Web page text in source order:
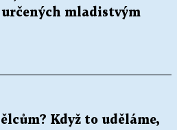
mladistvým
Když to uděláme,